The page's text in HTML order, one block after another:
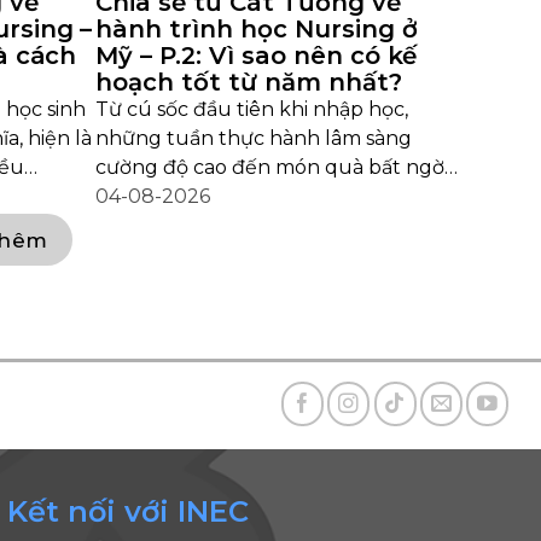
–
cách
sinh
hiện là
vừa
đình
Điều
du
hành trình học Nursing ở
Mỹ – P.2: Vì sao nên có kế
hoạch tốt từ năm nhất?
Từ cú sốc đầu tiên khi nhập học,
những tuần thực hành lâm sàng
cường độ cao đến món quà bất ngờ
trước khi trở về Việt Nam, mỗi trải
những chia sẻ của bạn về những trải
nghiệm thực tế sau khi bước vào
chương trình Nursing. Du học Mỹ
ngành Nursing và những cú [...]
04-08-2026
Kết nối với INEC